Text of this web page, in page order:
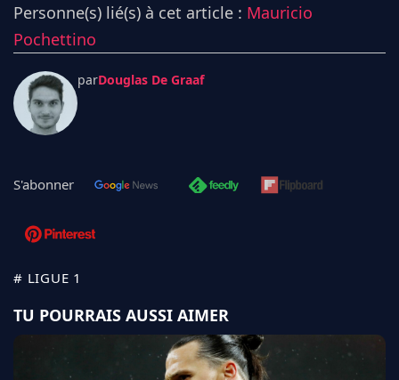
Personne(s) lié(s) à cet article : Mauricio
Pochettino
parDouglas De Graaf
S'abonner
# LIGUE 1
TU POURRAIS AUSSI AIMER